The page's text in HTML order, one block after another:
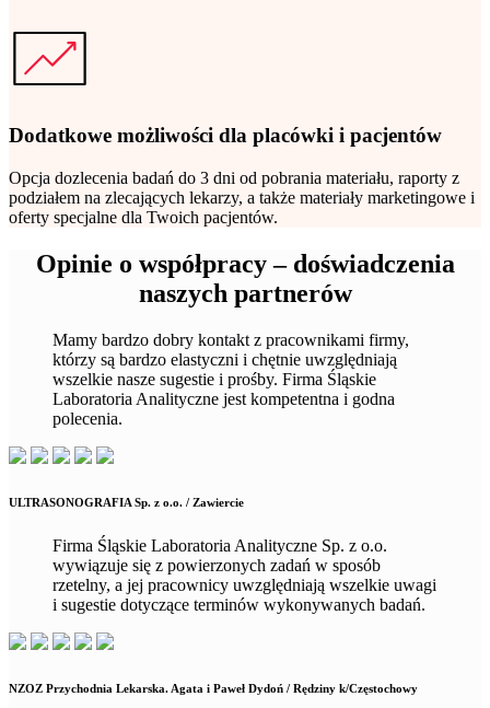
Dodatkowe możliwości dla placówki i pacjentów
Opcja dozlecenia badań do 3 dni od pobrania materiału, raporty z
podziałem na zlecających lekarzy, a także materiały marketingowe i
oferty specjalne dla Twoich pacjentów.
Opinie o współpracy – doświadczenia
naszych partnerów
Mamy bardzo dobry kontakt z pracownikami firmy,
którzy są bardzo elastyczni i chętnie uwzględniają
wszelkie nasze sugestie i prośby. Firma Śląskie
Laboratoria Analityczne jest kompetentna i godna
polecenia.
ULTRASONOGRAFIA Sp. z o.o. / Zawiercie
Firma Śląskie Laboratoria Analityczne Sp. z o.o.
wywiązuje się z powierzonych zadań w sposób
rzetelny, a jej pracownicy uwzględniają wszelkie uwagi
i sugestie dotyczące terminów wykonywanych badań.
NZOZ Przychodnia Lekarska. Agata i Paweł Dydoń / Rędziny k/Częstochowy